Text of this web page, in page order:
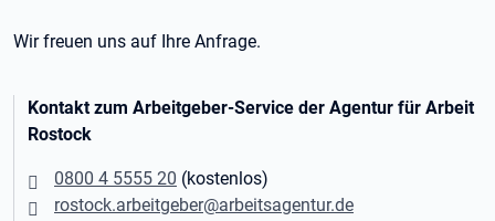
Wir freuen uns auf Ihre Anfrage.
Kontakt zum Arbeitgeber-Service der Agentur für Arbeit
Rostock
0800 4 5555 20 (kostenlos)
rostock.arbeitgeber@arbeitsagentur.de